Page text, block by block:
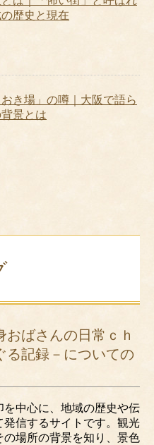
歴史と現在
き場」の噂｜大阪で語ら
景とは
おばさんの日常ｃｈ
る記録－についての
を中心に、地域の歴史や伝
発信するサイトです。観光
の場所の背景を知り、景色